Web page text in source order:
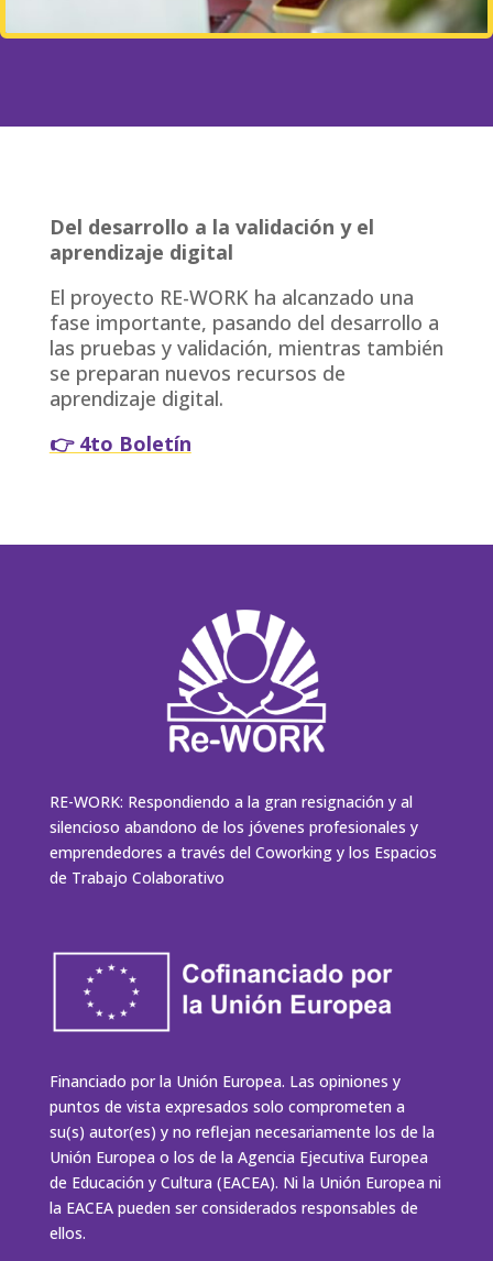
Del desarrollo a la validación y el
aprendizaje digital
El proyecto RE-WORK ha alcanzado una
fase importante, pasando del desarrollo a
las pruebas y validación, mientras también
se preparan nuevos recursos de
aprendizaje digital.
👉 4to Boletín
RE-WORK: Respondiendo a la gran resignación y al
silencioso abandono de los jóvenes profesionales y
emprendedores a través del Coworking y los Espacios
de Trabajo Colaborativo
Financiado por la Unión Europea. Las opiniones y
puntos de vista expresados solo comprometen a
su(s) autor(es) y no reflejan necesariamente los de la
Unión Europea o los de la Agencia Ejecutiva Europea
de Educación y Cultura (EACEA). Ni la Unión Europea ni
la EACEA pueden ser considerados responsables de
ellos.